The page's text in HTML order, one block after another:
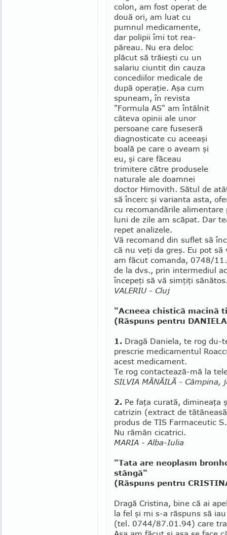
colon, am fost operat de
două ori, am luat cu
pumnul me­dicamente,
dar polipii îmi tot rea­
păreau. Nu era deloc
plăcut să tră­ieşti cu un
salariu ciuntit din cauza
concediilor medicale de
după ope­raţie. Aşa cum
spuneam, în revista
"Formula AS" am întâlnit
câteva opinii ale unor
persoane care fuse­seră
diagnosticate cu aceeaşi
boală pe care o aveam şi
eu, şi care făceau
trimitere către produsele
natu­rale ale doamnei
doctor Himovith. Sătul de
să încerc şi varianta asta,
cu recomandările
luni de zile am scăpat. Dar
repet analizele.
Vă recomand din suflet să
că nu veţi da greş. Eu pot
am făcut comanda, 0748/
de la dvs., prin intermediul
începeţi să vă simţiţi
VALERIU - Cluj
"Acneea chistică macină
(Răspuns pentru
1. Dragă Daniela, te rog du-
prescrie medicamentul
acest medica­ment.
Te rog contactează-mă la
SILVIA MĂNĂILĂ - Câmpina,
2. Pe faţa curată, dimineaţa
catrizin (extract de
produs de TIS Farmaceutic
Nu rămân cicatrici.
MARIA - Alba-Iulia
"Tata are neoplasm
stângă"
(Răspuns pentru
Dragă Cristina, bine că ai
la fel şi mi s-a răspuns să
(tel. 0744/87.01.94) care